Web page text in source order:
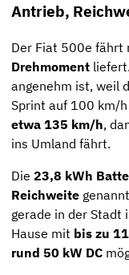
Antrieb,
Der Fiat 500e fährt
Drehmoment
angenehm ist, weil
Sprint auf 100 km/
etwa 135 km/h,
ins Umland fährt.
Die 23,8 kWh
Reichweite
gerade in der Stadt
Hause mit bis zu
rund 50 kW DC